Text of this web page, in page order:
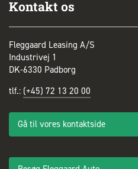
Kontakt os
Fleggaard Leasing A/S
Industrivej 1
DK-6330 Padborg
tlf.: (+45) 72 13 20 00
Gå til vores kontaktside